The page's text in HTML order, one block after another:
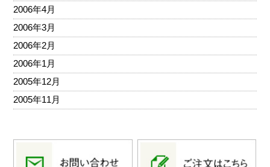
2006年4月
2006年3月
2006年2月
2006年1月
2005年12月
2005年11月